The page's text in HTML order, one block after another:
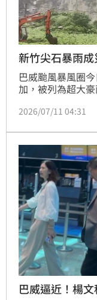
新竹尖石暴雨
巴威颱風暴風圈
加，被列為超大
積坍方，大量泥石
2026/07/11 04:31
巴威逼近！楊